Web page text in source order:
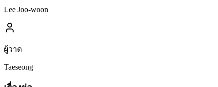
Lee Joo-woon
ผู้วาด
Taeseong